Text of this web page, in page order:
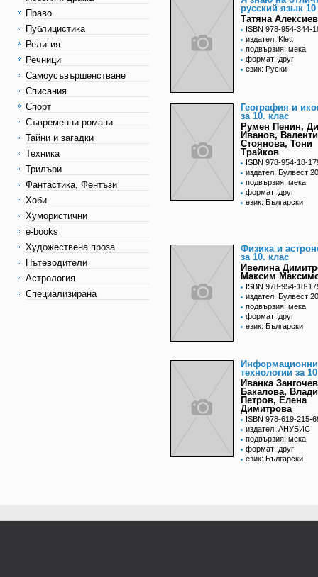
Право
Публицистика
Религия
Речници
Самоусъвършенстване
Списания
Спорт
Съвременни романи
Тайни и загадки
Техника
Трилъри
Фантастика, Фентъзи
Хоби
Хумористични
e-books
Художествена проза
Пътеводители
Астрология
Специализирана
русский язык 10
Татяна
ISBN 978-954-344-
издател: Klett
подвързия: мека
формат: друг
език: Руски
География и
за 10. клас
Румен Пенин,
Иванов,
Стоянова, Тони
Трайков
ISBN 978-954-18-
издател: Булвест
подвързия: мека
формат: друг
език: Български
Физика и
за 10. клас
Ивелина
Максим
ISBN 978-954-18-
издател: Булвест
подвързия: мека
формат: друг
език: Български
Информационни
технологии за
Иванка
Бакалова,
Петров, Елена
Димитрова
ISBN 978-619-215-
издател: АНУБИС
подвързия: мека
формат: друг
език: Български